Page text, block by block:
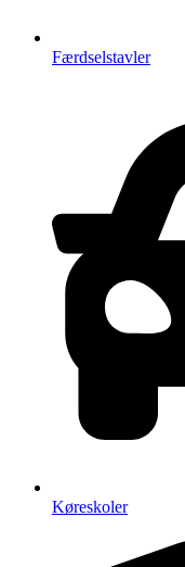
Færdselstavler
Køreskoler